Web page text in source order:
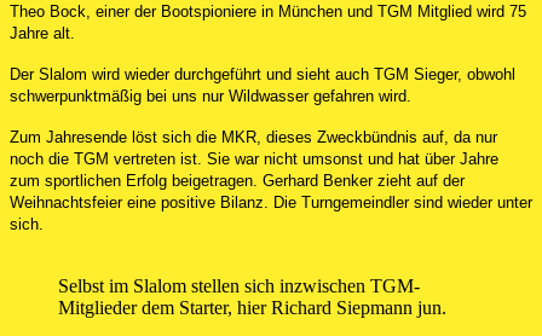
Theo Bock, einer der Bootspioniere in München und TGM Mitglied wird 75
Jahre alt.
Der Slalom wird wieder durchgeführt und sieht auch TGM Sieger, obwohl
schwerpunktmäßig bei uns nur Wildwasser gefahren wird.
Zum Jahresende löst sich die MKR, dieses Zweckbündnis auf, da nur
noch die TGM vertreten ist. Sie war nicht umsonst und hat über Jahre
zum sportlichen Erfolg beigetragen. Gerhard Benker zieht auf der
Weihnachtsfeier eine positive Bilanz. Die Turngemeindler sind wieder unter
sich.
Selbst im Slalom stellen sich inzwischen TGM-
Mitglieder dem Starter, hier Richard Siepmann jun.